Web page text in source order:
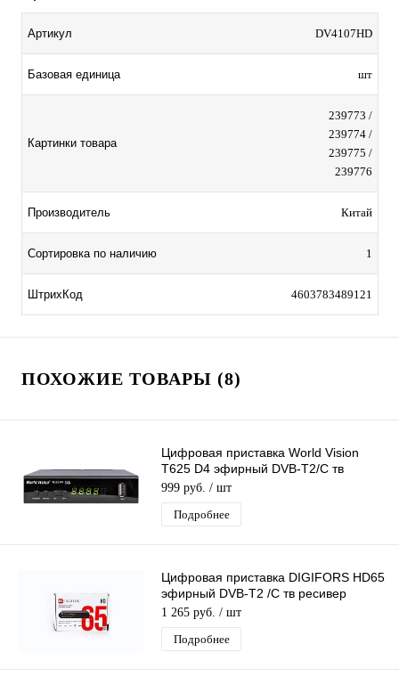
Артикул DV4107HD
Базовая единица шт
Картинки товара
239773 /
239774 /
239775 /
239776
Производитель Китай
Сортировка по наличию 1
ШтрихКод 4603783489121
ПОХОЖИЕ ТОВАРЫ (8)
Цифровая приставка World Vision
T625 D4 эфирный DVB-T2/C тв
приставка бесплатное тв тюнер
медиаплеер
999 руб. / шт
Подробнее
Цифровая приставка DIGIFORS HD65
эфирный DVB-T2 /C тв ресивер
бесплатное тв TV-тюнер медиаплеер
IPTV
1 265 руб. / шт
Подробнее